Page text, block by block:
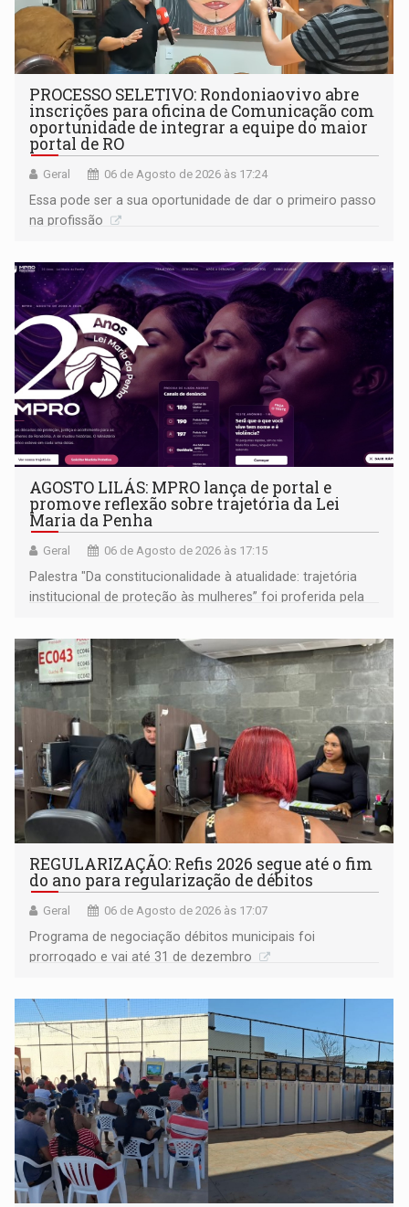
PROCESSO SELETIVO: Rondoniaovivo abre
inscrições para oficina de Comunicação com
oportunidade de integrar a equipe do maior
portal de RO
Geral 06 de Agosto de 2026 às 17:24
Essa pode ser a sua oportunidade de dar o primeiro passo
na profissão
AGOSTO LILÁS: MPRO lança de portal e
promove reflexão sobre trajetória da Lei
Maria da Penha
Geral 06 de Agosto de 2026 às 17:15
Palestra "Da constitucionalidade à atualidade: trajetória
institucional de proteção às mulheres” foi proferida pela
Goiás
REGULARIZAÇÃO: Refis 2026 segue até o fim
do ano para regularização de débitos
Geral 06 de Agosto de 2026 às 17:07
Programa de negociação débitos municipais foi
prorrogado e vai até 31 de dezembro